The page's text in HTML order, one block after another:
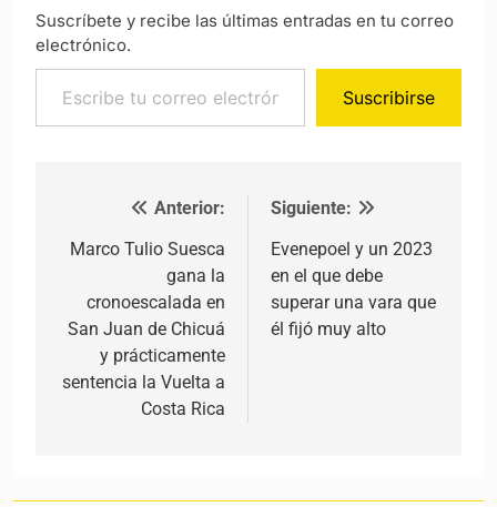
Suscríbete y recibe las últimas entradas en tu correo
electrónico.
Escribe tu correo electrónico…
Suscribirse
Navegación de entradas
Anterior:
Marco Tulio Suesca
gana la
cronoescalada en
San Juan de Chicuá
y prácticamente
sentencia la Vuelta a
Costa Rica
Siguiente:
Evenepoel y un 2023
en el que debe
superar una vara que
él fijó muy alto